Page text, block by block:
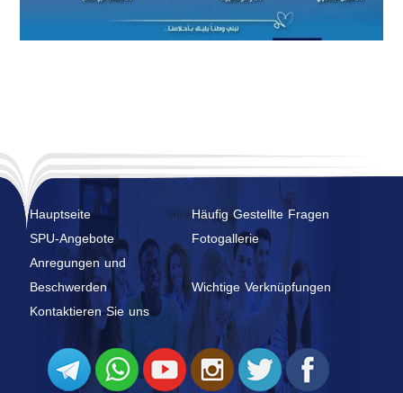
Hauptseite
Häufig Gestellte Fragen
SPU-Angebote
Fotogallerie
Anregungen und
Beschwerden
Wichtige Verknüpfungen
Kontaktieren Sie uns